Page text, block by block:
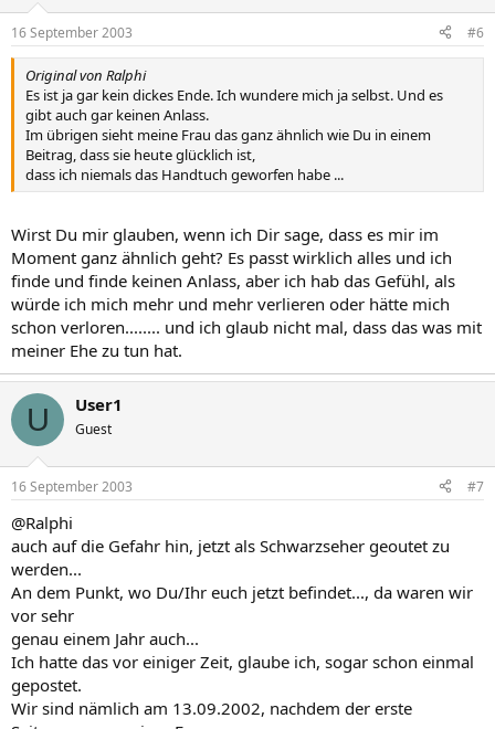
16 September 2003 #6
Original von Ralphi
Es ist ja gar kein dickes Ende. Ich wundere mich ja selbst. Und es
gibt auch gar keinen Anlass.
Im übrigen sieht meine Frau das ganz ähnlich wie Du in einem
Beitrag, dass sie heute glücklich ist,
dass ich niemals das Handtuch geworfen habe ...
Wirst Du mir glauben, wenn ich Dir sage, dass es mir im
Moment ganz ähnlich geht? Es passt wirklich alles und ich
finde und finde keinen Anlass, aber ich hab das Gefühl, als
würde ich mich mehr und mehr verlieren oder hätte mich
schon verloren........ und ich glaub nicht mal, dass das was mit
meiner Ehe zu tun hat.
U User1
Guest
16 September 2003 #7
@Ralphi
auch auf die Gefahr hin, jetzt als Schwarzseher geoutet zu
werden...
An dem Punkt, wo Du/Ihr euch jetzt befindet..., da waren wir
vor sehr
genau einem Jahr auch...
Ich hatte das vor einiger Zeit, glaube ich, sogar schon einmal
gepostet.
Wir sind nämlich am 13.09.2002, nachdem der erste